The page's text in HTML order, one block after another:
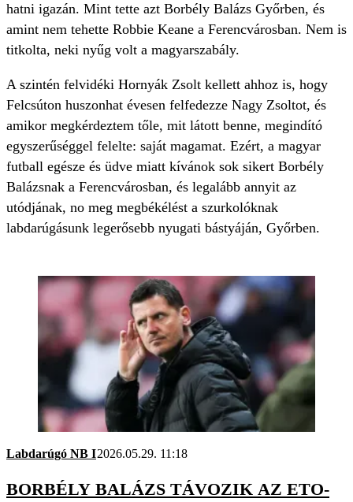
hatni igazán. Mint tette azt Borbély Balázs Győrben, és
amint nem tehette Robbie Keane a Ferencvárosban. Nem is
titkolta, neki nyűg volt a magyarszabály.
A szintén felvidéki Hornyák Zsolt kellett ahhoz is, hogy
Felcsúton huszonhat évesen felfedezze Nagy Zsoltot, és
amikor megkérdeztem tőle, mit látott benne, megindító
egyszerűséggel felelte: saját magamat. Ezért, a magyar
futball egésze és üdve miatt kívánok sok sikert Borbély
Balázsnak a Ferencvárosban, és legalább annyit az
utódjának, no meg megbékélést a szurkolóknak
labdarúgásunk legerősebb nyugati bástyáján, Győrben.
Labdarúgó NB I2026.05.29. 11:18
BORBÉLY BALÁZS TÁVOZIK AZ ETO-